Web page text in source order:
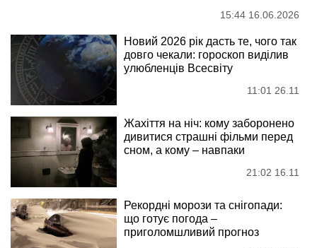
15:44 16.06.2026
Новий 2026 рік дасть те, чого так
довго чекали: гороскоп виділив
улюбленців Всесвіту
11:01 26.11
Жахіття на ніч: кому заборонено
дивитися страшні фільми перед
сном, а кому – навпаки
21:02 16.11
Рекордні морози та снігопади:
що готує погода –
приголомшливий прогноз